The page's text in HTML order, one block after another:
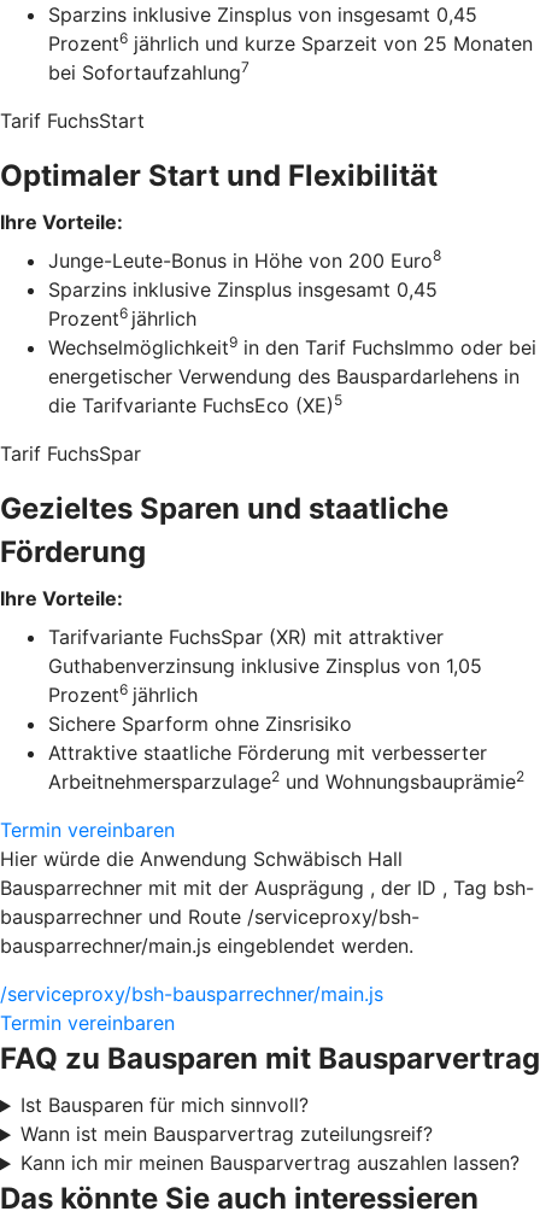
Sparzins inklusive Zinsplus von insgesamt 0,45
Prozent6 jährlich und kurze Sparzeit von 25 Monaten
bei Sofortaufzahlung7
Tarif FuchsStart
Optimaler Start und Flexibilität
Ihre Vorteile:
Junge-Leute-Bonus in Höhe von 200 Euro8
Sparzins inklusive Zinsplus insgesamt 0,45
Prozent6 jährlich
Wechselmöglichkeit9 in den Tarif FuchsImmo oder bei
energetischer Verwendung des Bauspardarlehens in
die Tarifvariante FuchsEco (XE) 5
Tarif FuchsSpar
Gezieltes Sparen und staatliche
Förderung
Ihre Vorteile:
Tarifvariante FuchsSpar (XR) mit attraktiver
Guthabenverzinsung inklusive Zinsplus von 1,05
Prozent6 jährlich
Sichere Sparform ohne Zinsrisiko
Attraktive staatliche Förderung mit verbesserter
Arbeitnehmersparzulage2 und Wohnungsbauprämie2
Termin vereinbaren
Hier würde die Anwendung Schwäbisch Hall
Bausparrechner mit mit der Ausprägung , der ID , Tag bsh-
bausparrechner und Route /serviceproxy/bsh-
bausparrechner/main.js eingeblendet werden.
/serviceproxy/bsh-bausparrechner/main.js
Termin vereinbaren
FAQ zu Bausparen mit Bausparvertrag
Ist Bausparen für mich sinnvoll?
Wann ist mein Bausparvertrag zuteilungsreif?
Kann ich mir meinen Bausparvertrag auszahlen lassen?
Das könnte Sie auch interessieren